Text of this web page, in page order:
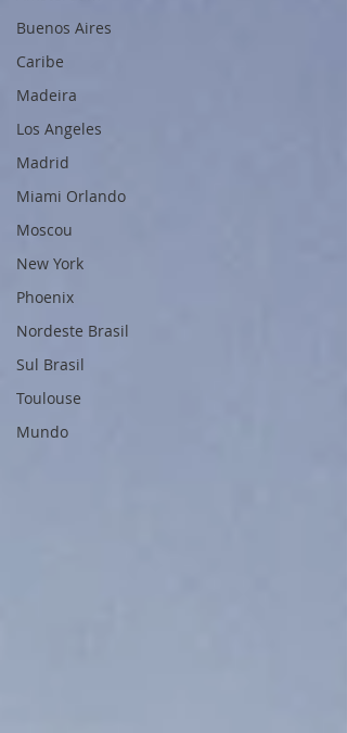
Buenos Aires
Caribe
Madeira
Los Angeles
Madrid
Miami Orlando
Moscou
New York
Phoenix
Nordeste Brasil
Sul Brasil
Toulouse
Mundo